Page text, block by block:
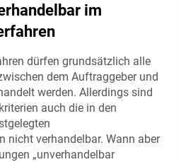
im
dürfen grundsätzlich alle
dem Auftraggeber und
werden. Allerdings sind
auch die in den
nicht verhandelbar. Wann aber
„unverhandelbar